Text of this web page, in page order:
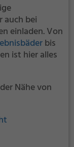
auch bei
einladen. Von
bis
ist hier alles
Nähe von